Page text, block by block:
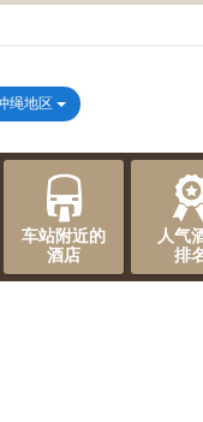
绳地区
车站附近的
酒店
人气
排